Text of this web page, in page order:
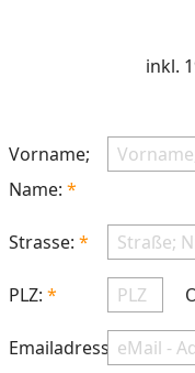
inkl.
Vorname;
Name:
Strasse:
PLZ:
Emailadresse: